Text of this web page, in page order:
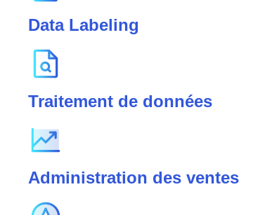
Data Labeling
Traitement de données
Administration des ventes